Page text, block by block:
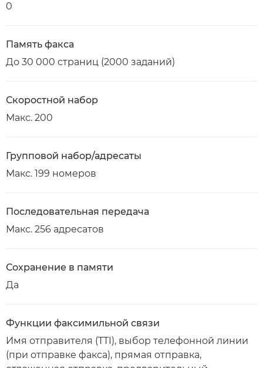
0
Память факса
До 30 000 страниц (2000 заданий)
Скоростной набор
Макс. 200
Групповой набор/адресаты
Макс. 199 номеров
Последовательная передача
Макс. 256 адресатов
Сохранение в памяти
Да
Функции факсимильной связи
Имя отправителя (TTI), выбор телефонной линии
(при отправке факса), прямая отправка,